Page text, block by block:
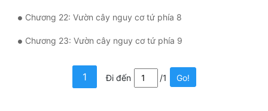
Trọng Sinh
Tu Chân
Chương 22: Vườn cây nguy cơ tứ phía 8
Chương 23: Vườn cây nguy cơ tứ phía 9
1 Đi đến /1 Go!